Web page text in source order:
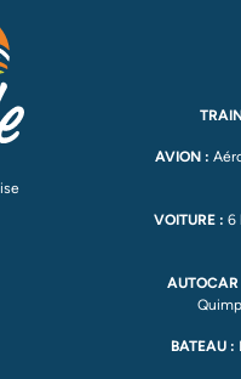
AVION :
VOITURE : 6
AUTOCAR
BATEAU :